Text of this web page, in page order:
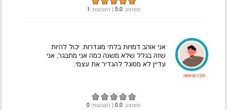
ממוצע: 5.0 | הצבעות: 1
אקירה קורוסאווה
אני אוהב דמויות בלתי מוגדרות. יכול להיות
שזה בגלל שלא משנה כמה אני מתבגר, אני
עדיין לא מסוגל להגדיר את עצמי.
ממוצע: 0.0 | הצבעות: 0